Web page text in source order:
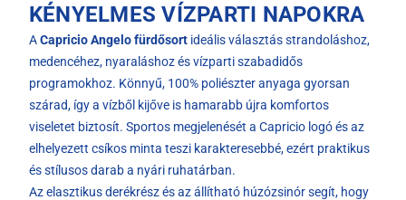
KÉNYELMES VÍZPARTI NAPOKRA
ACapricio Angelo fürdősort ideális választás strandoláshoz,
medencéhez, nyaraláshoz és vízparti szabadidős
programokhoz. Könnyű, 100% poliészter anyaga gyorsan
szárad, így a vízből kijőve is hamarabb újra komfortos
viseletet biztosít. Sportos megjelenését a Capricio logó és az
elhelyezett csíkos minta teszi karakteresebbé, ezért praktikus
és stílusos darab a nyári ruhatárban.
Az elasztikus derékrész és az állítható húzózsinór segít, hogy